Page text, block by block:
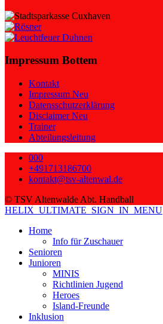
Impressum Bottem
Kontakt
Impressum Neu
Datensschutzerklärung
Disclaimer Neu
Trainer
Abteilungsleitung
000
+491713186700
kontakt@tsv-altenwal.de
© TSV Altenwalde Abt. Handball
HELIX_ULTIMATE_SIGN_IN_MENU
Home
Info für Zuschauer
Senioren
Junioren
MINIS
Richtlinien Jugend
Heroes
Island-Freunde
Inklusion